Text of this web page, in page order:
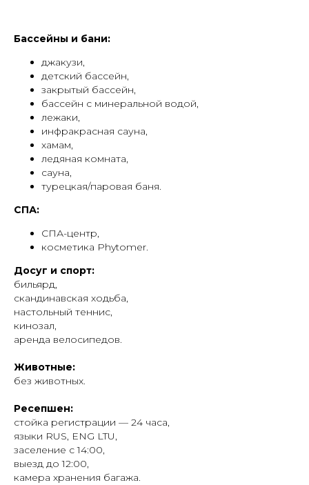
Бассейны и бани:
джакузи,
детский бассейн,
закрытый бассейн,
бассейн с минеральной водой,
лежаки,
инфракрасная сауна,
хамам,
ледяная комната,
сауна,
турецкая/паровая баня.
СПА:
СПА-центр,
косметика Phytomer.
Досуг и спорт:
бильярд,
скандинавская ходьба,
настольный теннис,
кинозал,
аренда велосипедов.
Животные:
без животных.
Ресепшен:
стойка регистрации — 24 часа,
языки RUS, ENG LTU,
заселение с 14:00,
выезд до 12:00,
камера хранения багажа.